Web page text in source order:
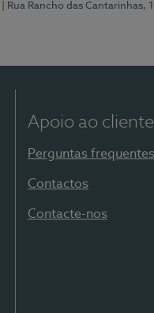
| Rua Rancho das Cantarinhas,
Apoio ao cliente
Perguntas frequentes
Contactos
Contacte-nos